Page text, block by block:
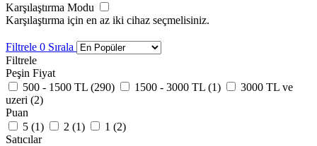
Karşılaştırma Modu
Karşılaştırma için en az iki cihaz seçmelisiniz.
Filtrele 0 Sırala
Filtrele
Peşin Fiyat
500 - 1500 TL (290) 1500 - 3000 TL (1)
3000 TL ve
uzeri (2)
Puan
5 (1) 2 (1) 1 (2)
Satıcılar